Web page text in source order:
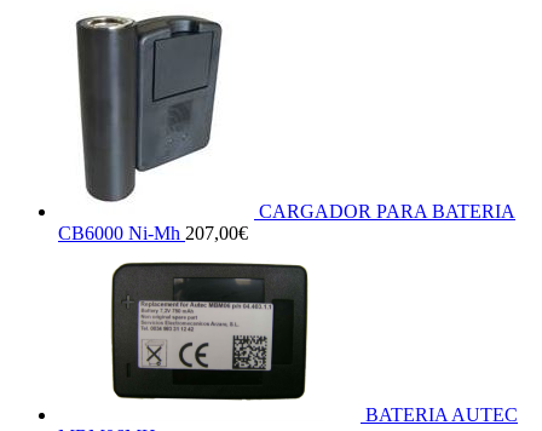
CARGADOR PARA BATERIA
CB6000 Ni-Mh 207,00€
BATERIA AUTEC